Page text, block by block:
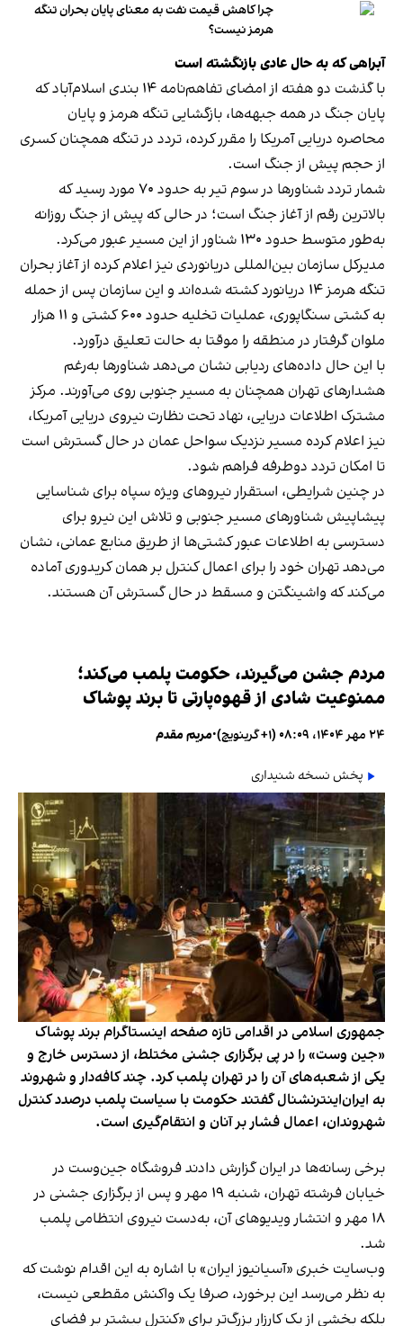
چرا کاهش قیمت نفت به معنای پایان بحران تنگه
هرمز نیست؟
آبراهی که به حال عادی بازنگشته است
با گذشت دو هفته از امضای تفاهم‌نامه ۱۴ بندی اسلام‌آباد که
پایان جنگ در همه جبهه‌ها، بازگشایی تنگه هرمز و پایان
محاصره دریایی آمریکا را مقرر کرده، تردد در تنگه همچنان کسری
از حجم پیش از جنگ است.
شمار تردد شناورها در سوم تیر به حدود ۷۰ مورد رسید که
بالاترین رقم از آغاز جنگ است؛ در حالی که پیش از جنگ روزانه
به‌طور متوسط حدود ۱۳۰ شناور از این مسیر عبور می‌کرد.
مدیرکل سازمان بین‌المللی دریانوردی نیز اعلام کرده از آغاز بحران
تنگه هرمز ۱۴ دریانورد کشته شده‌اند و این سازمان پس از حمله
به کشتی سنگاپوری، عملیات تخلیه حدود ۶۰۰ کشتی و ۱۱ هزار
ملوان گرفتار در منطقه را موقتا به حالت تعلیق درآورد.
با این حال داده‌های ردیابی نشان می‌دهد شناورها به‌رغم
هشدارهای تهران همچنان به مسیر جنوبی روی می‌آورند. مرکز
مشترک اطلاعات دریایی، نهاد تحت نظارت نیروی دریایی آمریکا،
نیز اعلام کرده مسیر نزدیک سواحل عمان در حال گسترش است
تا امکان تردد دوطرفه فراهم شود.
در چنین شرایطی، استقرار نیروهای ویژه سپاه برای شناسایی
پیشاپیش شناورهای مسیر جنوبی و تلاش این نیرو برای
دسترسی به اطلاعات عبور کشتی‌ها از طریق منابع عمانی، نشان
می‌دهد تهران خود را برای اعمال کنترل بر همان کریدوری آماده
می‌کند که واشینگتن و مسقط در حال گسترش آن هستند.
مردم جشن می‌گیرند، حکومت پلمب می‌کند؛
ممنوعیت شادی از قهوه‌پارتی تا برند پوشاک
۲۴ مهر ۱۴۰۴، ۰۸:۰۹ (‎+۱ گرینویچ) •مریم مقدم
پخش نسخه شنیداری
جمهوری اسلامی در اقدامی تازه صفحه اینستاگرام برند پوشاک
«جین وست» را در پی برگزاری جشنی مختلط، از دسترس خارج و
یکی از شعبه‌های آن را در تهران پلمب کرد. چند کافه‌‌دار و شهروند
به ایران‌اینترنشنال گفتند حکومت با سیاست پلمب درصدد کنترل
شهروندان، اعمال فشار بر آنان و انتقام‌گیری است.
برخی رسانه‌ها در ایران گزارش دادند فروشگاه جین‌وست در
خیابان فرشته تهران، شنبه ۱۹ مهر و پس از برگزاری جشنی در
۱۸ مهر و انتشار ویدیوهای آن، به‌دست نیروی انتظامی پلمب
شد.
وب‌سایت خبری «آسیانیوز ایران» با اشاره به این اقدام نوشت که
به نظر می‌رسد این برخورد، صرفا یک واکنش مقطعی نیست،
بلکه بخشی از یک کارزار بزرگ‌تر برای «کنترل بیشتر بر فضای